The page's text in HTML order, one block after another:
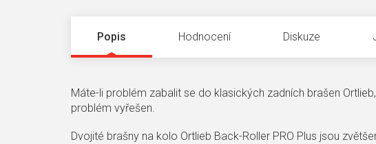
Popis Hodnocení Diskuze
Máte-li problém zabalit se do klasických zadních brašen
problém vyřešen.
Dvojité brašny na kolo Ortlieb Back-Roller PRO Plus jsou